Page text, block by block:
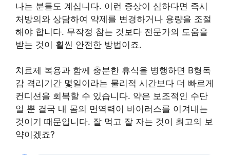
나는 분들도 계십니다. 이런 증상이 심하다면 즉시
처방의와 상담하여 약제를 변경하거나 용량을 조절
해야 합니다. 무작정 참는 것보다 전문가의 도움을
받는 것이 훨씬 안전한 방법이죠.
치료제 복용과 함께 충분한 휴식을 병행하면 B형독
감 격리기간 몇일이라는 물리적 시간보다 더 빠르게
컨디션을 회복할 수 있습니다. 약은 보조적인 수단
일 뿐 결국 내 몸의 면역력이 바이러스를 이겨내는
것이기 때문입니다. 잘 먹고 잘 자는 것이 최고의 보
약이겠죠?